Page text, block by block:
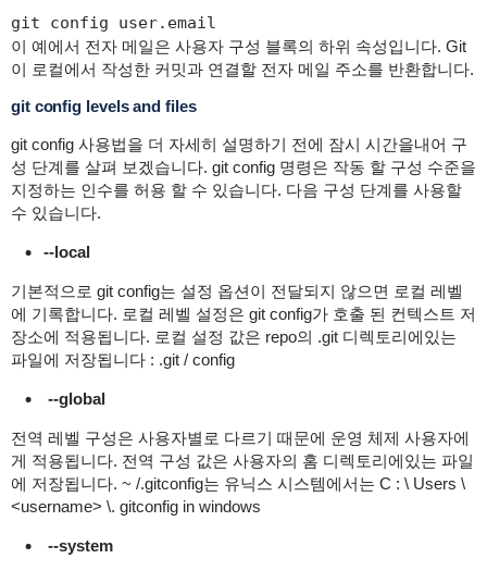
git config user.email
이 예에서 전자 메일은 사용자 구성 블록의 하위 속성입니다. Git
이 로컬에서 작성한 커밋과 연결할 전자 메일 주소를 반환합니다.
git config levels and files
git config 사용법을 더 자세히 설명하기 전에 잠시 시간을내어 구
성 단계를 살펴 보겠습니다. git config 명령은 작동 할 구성 수준을
지정하는 인수를 허용 할 수 있습니다. 다음 구성 단계를 사용할
수 있습니다.
--local
기본적으로 git config는 설정 옵션이 전달되지 않으면 로컬 레벨
에 기록합니다. 로컬 레벨 설정은 git config가 호출 된 컨텍스트 저
장소에 적용됩니다. 로컬 설정 값은 repo의 .git 디렉토리에있는
파일에 저장됩니다 : .git / config
--global
전역 레벨 구성은 사용자별로 다르기 때문에 운영 체제 사용자에
게 적용됩니다. 전역 구성 값은 사용자의 홈 디렉토리에있는 파일
에 저장됩니다. ~ /.gitconfig는 유닉스 시스템에서는 C : \ Users \
<username> \. gitconfig in windows
--system